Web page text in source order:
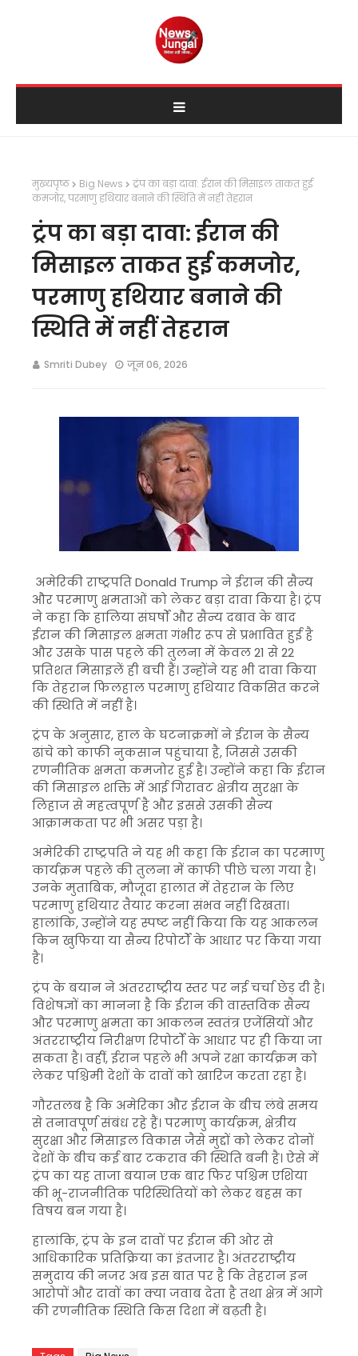
मुख्यपृष्ठ Big News
ट्रंप का बड़ा दावा: ईरान की मिसाइल ताकत हुई
कमजोर, परमाणु हथियार बनाने की स्थिति में नहीं तेहरान
ट्रंप का बड़ा दावा: ईरान की
मिसाइल ताकत हुई कमजोर,
परमाणु हथियार बनाने की
स्थिति में नहीं तेहरान
Smriti Dubey जून 06, 2026
अमेरिकी राष्ट्रपति Donald Trump ने ईरान की सैन्य
और परमाणु क्षमताओं को लेकर बड़ा दावा किया है। ट्रंप
ने कहा कि हालिया संघर्षों और सैन्य दबाव के बाद
ईरान की मिसाइल क्षमता गंभीर रूप से प्रभावित हुई है
और उसके पास पहले की तुलना में केवल 21 से 22
प्रतिशत मिसाइलें ही बची हैं। उन्होंने यह भी दावा किया
कि तेहरान फिलहाल परमाणु हथियार विकसित करने
की स्थिति में नहीं है।
ट्रंप के अनुसार, हाल के घटनाक्रमों ने ईरान के सैन्य
ढांचे को काफी नुकसान पहुंचाया है, जिससे उसकी
रणनीतिक क्षमता कमजोर हुई है। उन्होंने कहा कि ईरान
की मिसाइल शक्ति में आई गिरावट क्षेत्रीय सुरक्षा के
लिहाज से महत्वपूर्ण है और इससे उसकी सैन्य
आक्रामकता पर भी असर पड़ा है।
अमेरिकी राष्ट्रपति ने यह भी कहा कि ईरान का परमाणु
कार्यक्रम पहले की तुलना में काफी पीछे चला गया है।
उनके मुताबिक, मौजूदा हालात में तेहरान के लिए
परमाणु हथियार तैयार करना संभव नहीं दिखता।
हालांकि, उन्होंने यह स्पष्ट नहीं किया कि यह आकलन
किन खुफिया या सैन्य रिपोर्टों के आधार पर किया गया
है।
ट्रंप के बयान ने अंतरराष्ट्रीय स्तर पर नई चर्चा छेड़ दी है।
विशेषज्ञों का मानना है कि ईरान की वास्तविक सैन्य
और परमाणु क्षमता का आकलन स्वतंत्र एजेंसियों और
अंतरराष्ट्रीय निरीक्षण रिपोर्टों के आधार पर ही किया जा
सकता है। वहीं, ईरान पहले भी अपने रक्षा कार्यक्रम को
लेकर पश्चिमी देशों के दावों को खारिज करता रहा है।
गौरतलब है कि अमेरिका और ईरान के बीच लंबे समय
से तनावपूर्ण संबंध रहे हैं। परमाणु कार्यक्रम, क्षेत्रीय
सुरक्षा और मिसाइल विकास जैसे मुद्दों को लेकर दोनों
देशों के बीच कई बार टकराव की स्थिति बनी है। ऐसे में
ट्रंप का यह ताजा बयान एक बार फिर पश्चिम एशिया
की भू-राजनीतिक परिस्थितियों को लेकर बहस का
विषय बन गया है।
हालांकि, ट्रंप के इन दावों पर ईरान की ओर से
आधिकारिक प्रतिक्रिया का इंतजार है। अंतरराष्ट्रीय
समुदाय की नजर अब इस बात पर है कि तेहरान इन
आरोपों और दावों का क्या जवाब देता है तथा क्षेत्र में आगे
की रणनीतिक स्थिति किस दिशा में बढ़ती है।